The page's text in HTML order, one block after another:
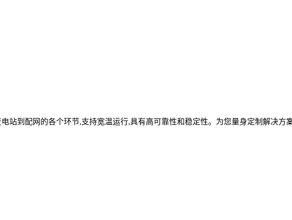
站到配网的各个环节,支持宽温运行,具有高可靠性和稳定性。为您量身定制解决方